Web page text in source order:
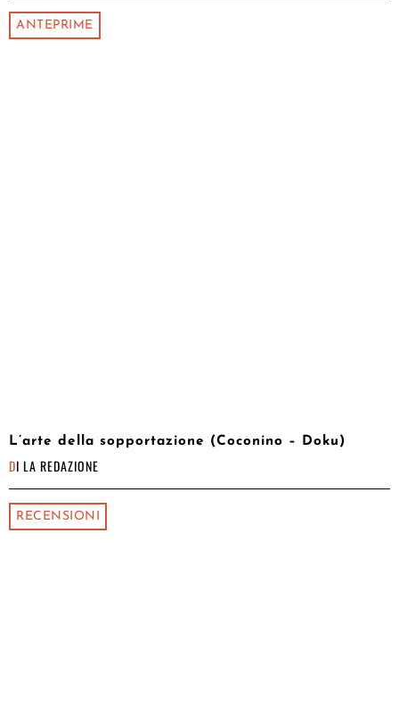
ANTEPRIME
L’arte della sopportazione (Coconino – Doku)
DI LA REDAZIONE
RECENSIONI